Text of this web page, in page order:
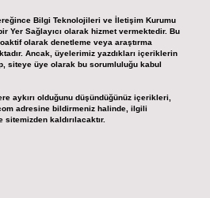
Bilgi Teknolojileri ve İletişim Kurumu
Yer Sağlayıcı olarak hizmet vermektedir. Bu
olarak denetleme veya araştırma
Ancak, üyelerimiz yazdıkları içeriklerin
siteye üye olarak bu sorumluluğu kabul
aykırı olduğunu düşündüğünüz içerikleri,
adresine bildirmeniz halinde, ilgili
kaldırılacaktır.